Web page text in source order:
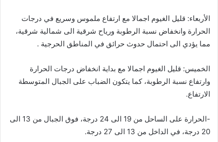
الأربعاء: قليل الغيوم اجمالا مع ارتفاع ملموس وسريع في درجات
الحرارة وانخفاض نسبة الرطوبة ورياح شرقية الى شمالية شرقية،
مما يؤدي الى احتمال حدوث حرائق في المناطق الحرجية .
الخميس: قليل الغيوم اجمالا مع بداية انخفاض درجات الحرارة
وارتفاع نسبة الرطوبة، كما يتكون الضباب على الجبال المتوسطة
الارتفاع.
-الحرارة على الساحل من 19 الى 24 درجة، فوق الجبال من 13 الى
20 درجة، في الداخل من 13 الى 27 درجة.